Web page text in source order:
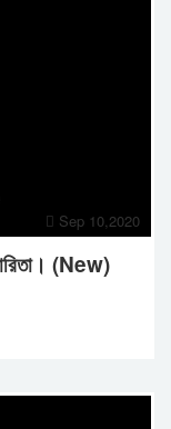
Sep 10,2020
(New)